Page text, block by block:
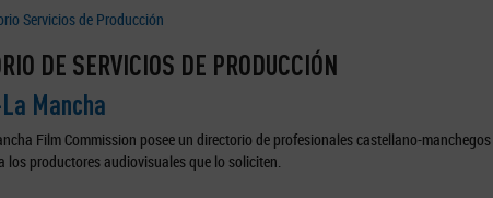
Servicios de Producción
DE SERVICIOS DE PRODUCCIÓN
Mancha
Film Commission posee un directorio de profesionales castellano-
los productores audiovisuales que lo soliciten.